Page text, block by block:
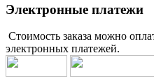
Электронные платежи
Стоимость заказа можно
электронных платежей.